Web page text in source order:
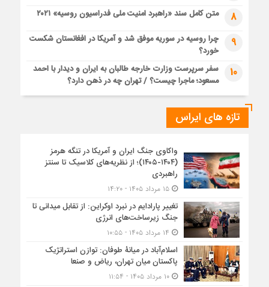
8 متن کامل سند «راهبرد امنیت ملی فدراسیون روسیه» ۲۰۲۱
9
چرا روسیه در سوریه موفق شد و آمریکا در افغانستان شکست
خورد؟
10
سفر سرپرست وزارت خارجه طالبان به ایران و دیدار با احمد
مسعود؛ ماجرا چیست؟ / تهران چه در ذهن دارد؟
تازه های ایراس
واکاوی جنگ ایران و آمریکا در تنگه هرمز
(۱۴۰۴-۱۴۰۵)؛ از نظریه‌های کلاسیک تا سنتز
راهبردی
۱۵ مرداد ۱۴۰۵ - ۱۴:۲۰
تغییر پارادایم در نبرد اوکراین: از تقابل میدانی تا
جنگ زیرساخت‌های انرژی
اسلام‌آباد در میانۀ طوفان: توازن استراتژیک
پاکستان میان تهران، ریاض و صنعا
۱۰ مرداد ۱۴۰۵ - ۱۱:۵۴